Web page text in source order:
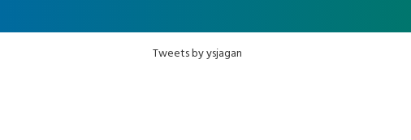
Tweets by ysjagan